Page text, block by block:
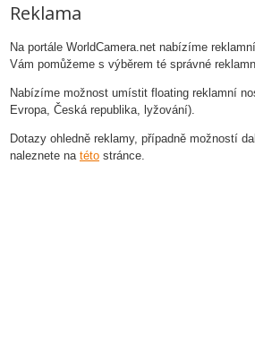
Reklama
Na portále WorldCamera.net nabízíme
Vám pomůžeme s výběrem té správné
Nabízíme možnost umístit floating reklamní
Evropa, Česká republika, lyžování).
Dotazy ohledně reklamy, případně možností
naleznete na této stránce.